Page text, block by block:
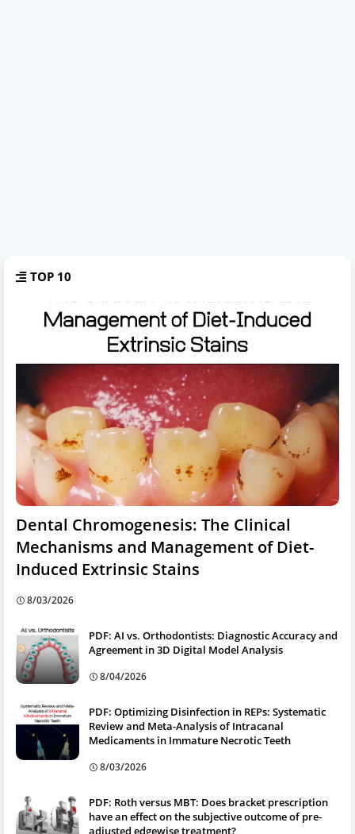
TOP 10
Dental Chromogenesis: The Clinical
Mechanisms and Management of Diet-
Induced Extrinsic Stains
8/03/2026
PDF: AI vs. Orthodontists: Diagnostic Accuracy and
Agreement in 3D Digital Model Analysis
8/04/2026
PDF: Optimizing Disinfection in REPs: Systematic
Review and Meta-Analysis of Intracanal
Medicaments in Immature Necrotic Teeth
8/03/2026
PDF: Roth versus MBT: Does bracket prescription
have an effect on the subjective outcome of pre-
adjusted edgewise treatment?